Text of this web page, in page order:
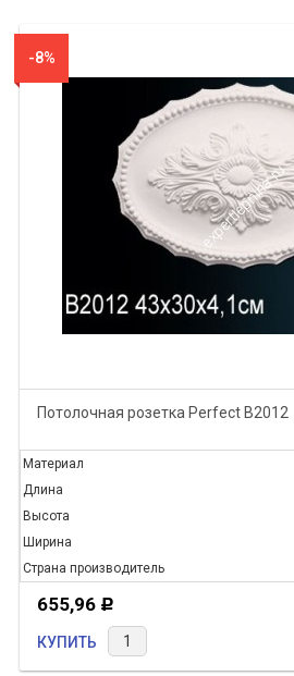
-8%
Потолочная розетка Perfect B2012
Материал
Длина
Высота
Ширина
Страна производитель
655,96 Р
КУПИТЬ